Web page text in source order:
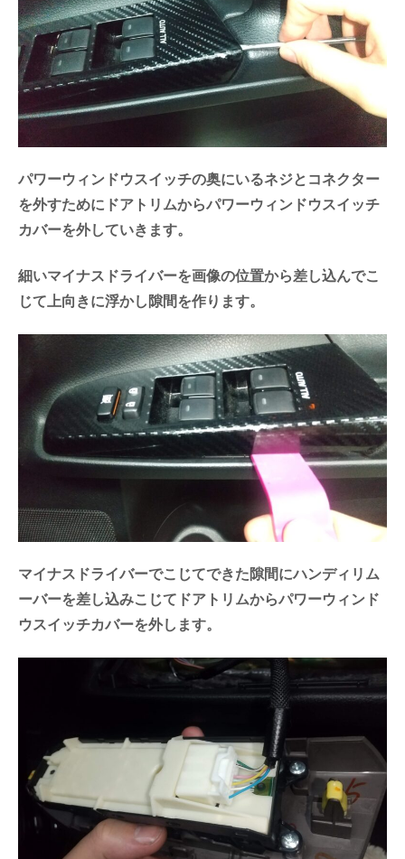
パワーウィンドウスイッチの奥にいるネジとコネクター
を外すためにドアトリムからパワーウィンドウスイッチ
カバーを外していきます。
細いマイナスドライバーを画像の位置から差し込んでこ
じて上向きに浮かし隙間を作ります。
マイナスドライバーでこじてできた隙間にハンディリム
ーバーを差し込みこじてドアトリムからパワーウィンド
ウスイッチカバーを外します。